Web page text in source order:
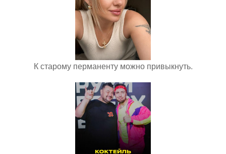
К старому перманенту можно привыкнуть.